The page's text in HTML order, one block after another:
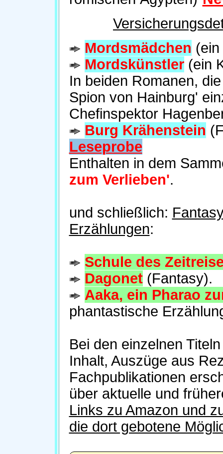
Mordsmädchen
Mordskünstler(ein
In beiden Romanen,
Spion von Hainburg'
Chefinspektor
Burg Krähenstein
Leseprobe
Enthalten in dem
zum Verlieben'.
und schließlich:
Erzählungen:
Schule des
Dagonet(Fantasy).
Aaka, ein Pharao
phantastische
Bei den einzelnen
Inhalt, Auszüge aus
Fachpublikationen
über aktuelle und
Links zu Amazon und
die dort gebotene